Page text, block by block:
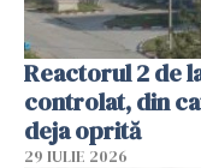
Reactorul 2 de
controlat, din
deja oprită
29 IULIE 2026